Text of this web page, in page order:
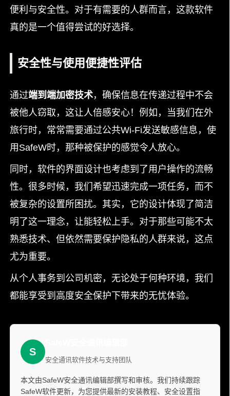
便利与安全性。对于有需要的人群而言，这款软件
真的是一个值得尝试的好选择。
安全性与使用便捷性评估
通过端到端加密技术，确保信息在传递过程中不会
被他人窃取，这让人倍感安心！例如，当我们在外
旅行时，常常需要通过公共Wi-Fi发送敏感信息，使
用SafeW时，那种被保护的感觉令人放心。
同时，软件的界面设计也考虑到了用户操作的流畅
性。很多时候，我们希望迅速完成一项任务，而不
被复杂的设置所困扰。其实，它的设计体现了简洁
明了这一理念，让能轻松上手。对于那些可能不太
熟悉技术、但依然需要保护隐私的人群来说，这点
尤为重要。
从个人事务到公司机密，无论处于何种环境，我们
都能享受到高度安全保护下带来的无忧体验。
S
安全通讯软件技术与支持团队
本文由SafeW安全通讯编辑部撰写和审核。我们持续跟踪
SafeW软件更新，为您提供最新的安装教程、安全设置指